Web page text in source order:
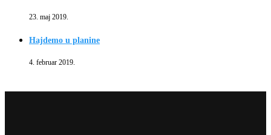
23. maj 2019.
Hajdemo u planine
4. februar 2019.